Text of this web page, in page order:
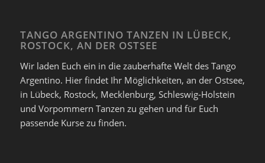
TANGO ARGENTINO TANZEN IN LÜBECK,
ROSTOCK, AN DER OSTSEE
Wir laden Euch ein in die zauberhafte Welt des Tango
Argentino. Hier findet Ihr Möglichkeiten, an der Ostsee,
in Lübeck, Rostock, Mecklenburg, Schleswig-Holstein
und Vorpommern Tanzen zu gehen und für Euch
passende Kurse zu finden.